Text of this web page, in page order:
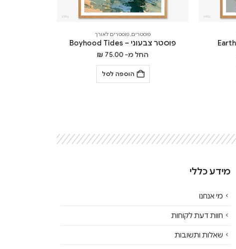
פוסטרים,פוסטרים לאורך
פוסטר צבעוני – Boyhood Tides
החל מ- ₪ 75.00
הוספה לסל
מידע כללי
מי אנחנו
חוות דעת לקוחות
שאלות ותשובות